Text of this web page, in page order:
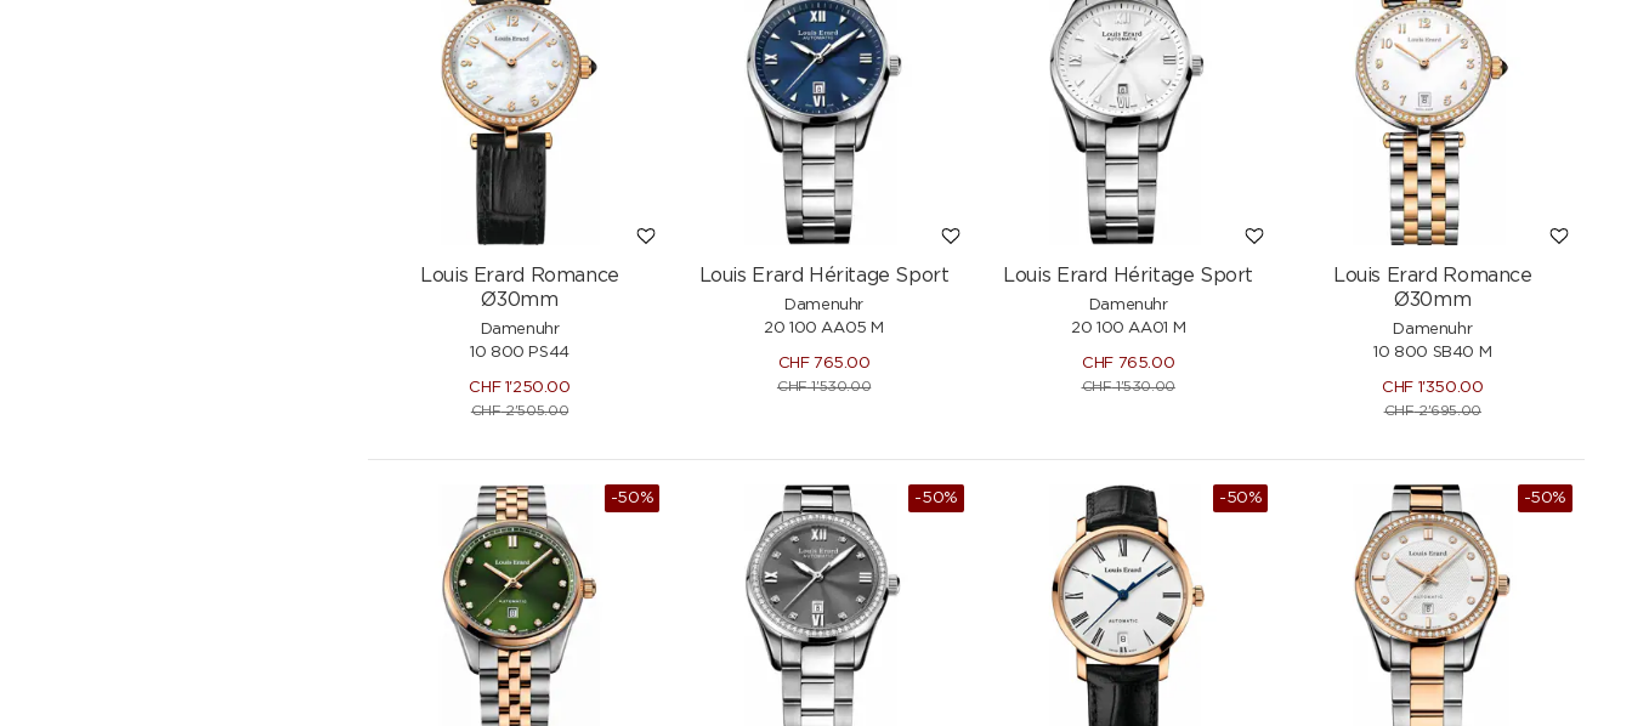
Louis Erard Romance
Ø30mm
Damenuhr
10 800 PS44
CHF 1'250.00
CHF2'505.00
Louis Erard Héritage Sport
Damenuhr
20 100 AA05 M
CHF 765.00
CHF1'530.00
Louis Erard Héritage Sport
Damenuhr
20 100 AA01 M
CHF 765.00
CHF1'530.00
Louis Erard Romance
Ø30mm
Damenuhr
10 800 SB40 M
CHF 1'350.00
CHF2'695.00
-50% -50% -50% -50%